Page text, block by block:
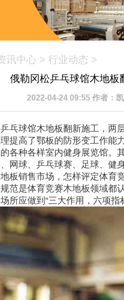
讯中心 > 行业动态 >
俄勒冈松乒乓球馆木地板
2022-04-24 09:55 作者：
乓球馆木地板翻新施工，两
提高了鄂板的防形变工作能
各种各样室内健身展览馆
网球、乒乓球赛、足球、健
板销售市场，怎样评定体育
范是体育竞赛木地板领域都
所应做到“三大作用，六项指